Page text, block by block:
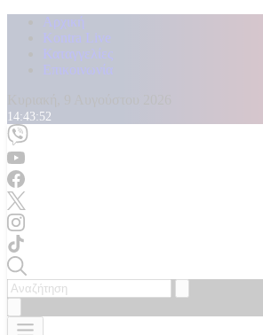
Αρχική
Kontra Live
Καταγγελίες
Επικοινωνία
14:43:55